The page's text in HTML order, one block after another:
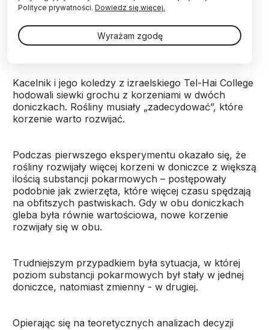
raczej o to, że skomplikowane i interesujące
zachowania mogą być adaptacjami biologicznymi,
które wyewoluowały, aby skutecznie wykorzystać
naturalne możliwości.
Kacelnik i jego koledzy z izraelskiego Tel-Hai College
hodowali siewki grochu z korzeniami w dwóch
doniczkach. Rośliny musiały „zadecydować”, które
korzenie warto rozwijać.
Podczas pierwszego eksperymentu okazało się, że
rośliny rozwijały więcej korzeni w doniczce z większą
ilością substancji pokarmowych – postępowały
podobnie jak zwierzęta, które więcej czasu spędzają
na obfitszych pastwiskach. Gdy w obu doniczkach
gleba była równie wartościowa, nowe korzenie
rozwijały się w obu.
Trudniejszym przypadkiem była sytuacja, w której
poziom substancji pokarmowych był stały w jednej
doniczce, natomiast zmienny - w drugiej.
Opierając się na teoretycznych analizach decyzji
Polityce prywatności. Dowiedz się więcej.
Wyrażam zgodę